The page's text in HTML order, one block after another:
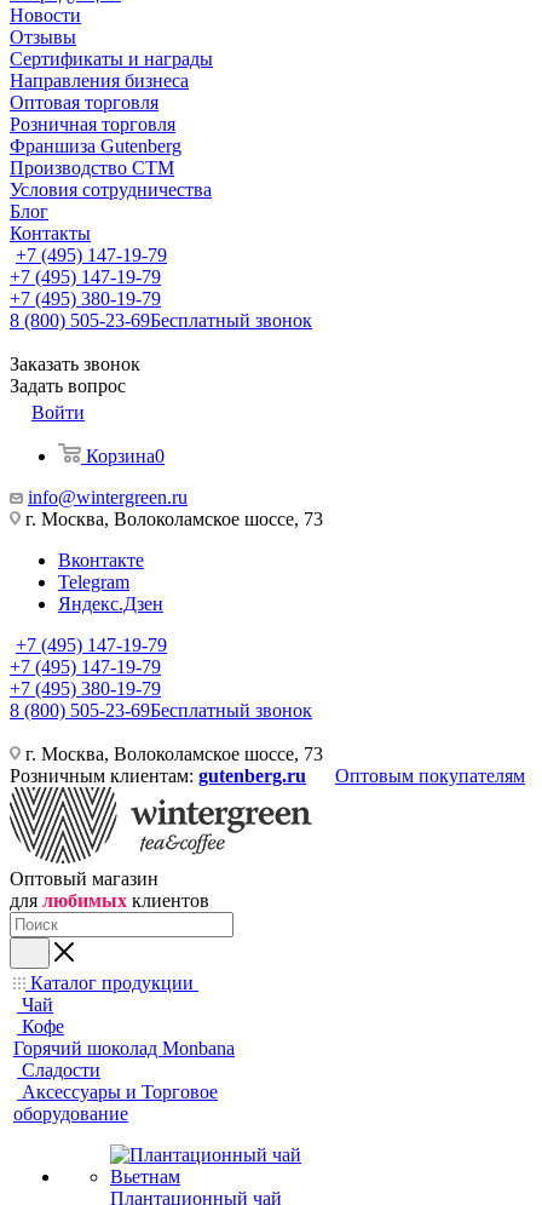
Новости
Отзывы
Сертификаты и награды
Направления бизнеса
Оптовая торговля
Розничная торговля
Франшиза Gutenberg
Производство СТМ
Условия сотрудничества
Блог
Контакты
+7 (495) 147-19-79
+7 (495) 147-19-79
+7 (495) 380-19-79
8 (800) 505-23-69Бесплатный звонок
Заказать звонок
Задать вопрос
Войти
Корзина0
info@wintergreen.ru
г. Москва, Волоколамское шоссе, 73
Вконтакте
Telegram
Яндекс.Дзен
+7 (495) 147-19-79
+7 (495) 147-19-79
+7 (495) 380-19-79
8 (800) 505-23-69Бесплатный звонок
г. Москва, Волоколамское шоссе, 73
Розничным клиентам: gutenberg.ru Оптовым покупателям
Оптовый магазин
для любимых клиентов
Каталог продукции
Чай
Кофе
Горячий шоколад Monbana
Сладости
Аксессуары и Торговое
оборудование
Плантационный чай